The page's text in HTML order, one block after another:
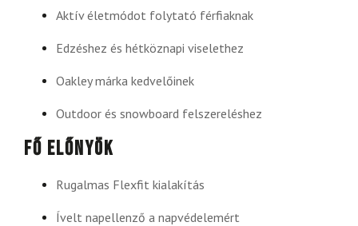
Aktív életmódot folytató férfiaknak
Edzéshez és hétköznapi viselethez
Oakley márka kedvelőinek
Outdoor és snowboard felszereléshez
Fő előnyök
Rugalmas Flexfit kialakítás
Ívelt napellenző a napvédelemért